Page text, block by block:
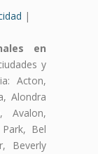
|
en
y
Acton,
Alondra
Avalon,
Bel
Beverly